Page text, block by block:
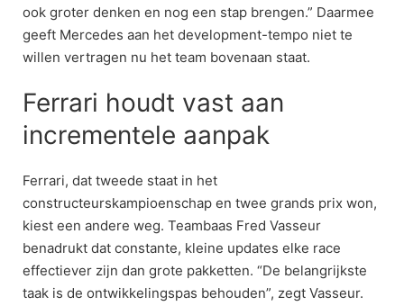
ook groter denken en nog een stap brengen.” Daarmee
geeft Mercedes aan het development-tempo niet te
willen vertragen nu het team bovenaan staat.
Ferrari houdt vast aan
incrementele aanpak
Ferrari, dat tweede staat in het
constructeurskampioenschap en twee grands prix won,
kiest een andere weg. Teambaas Fred Vasseur
benadrukt dat constante, kleine updates elke race
effectiever zijn dan grote pakketten. “De belangrijkste
taak is de ontwikkelingspas behouden”, zegt Vasseur.